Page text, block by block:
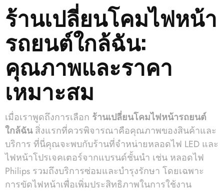
ร้านเปลี่ยนโคมไฟหน้า
รถยนต์ใกล้ฉัน:
คุณภาพและราคา
เหมาะสม
เมื่อเราพูดถึงการเลือก ร้านเปลี่ยนโคมไฟหน้ารถยนต์
ใกล้ฉันสิ่งแรกที่ควรพิจารณาคือคุณภาพของสินค้าและ
บริการ ที่นี่คุณจะพบกับร้านที่จำหน่ายหลอดไฟ LED และ
ไฟหน้าโปรเจคเตอร์จากแบรนด์ชั้นนำ เช่น หลอดไฟ
Philips รวมถึงบริการซ่อมและบำรุงรักษา โดยเฉพาะ
การขัดไฟหน้าเพื่อเพิ่มประสิทธิภาพในการใช้งาน